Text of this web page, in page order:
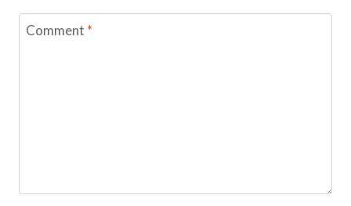
Comment *